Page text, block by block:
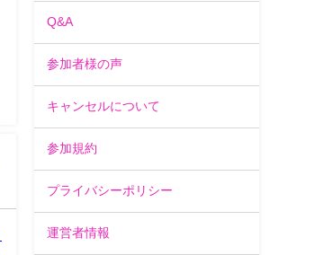
Q&A
参加者様の声
キャンセルについて
参加規約
プライバシーポリシー
運営者情報